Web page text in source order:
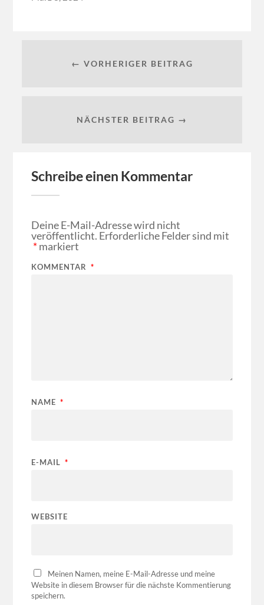
← VORHERIGER BEITRAG
NÄCHSTER BEITRAG →
Schreibe einen Kommentar
Deine E-Mail-Adresse wird nicht
veröffentlicht. Erforderliche Felder sind mit
*markiert
KOMMENTAR *
NAME *
E-MAIL *
WEBSITE
Meinen Namen, meine E-Mail-Adresse und meine
Website in diesem Browser für die nächste Kommentierung
speichern.